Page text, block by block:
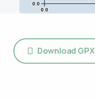
0.0
0.0
Download GPX